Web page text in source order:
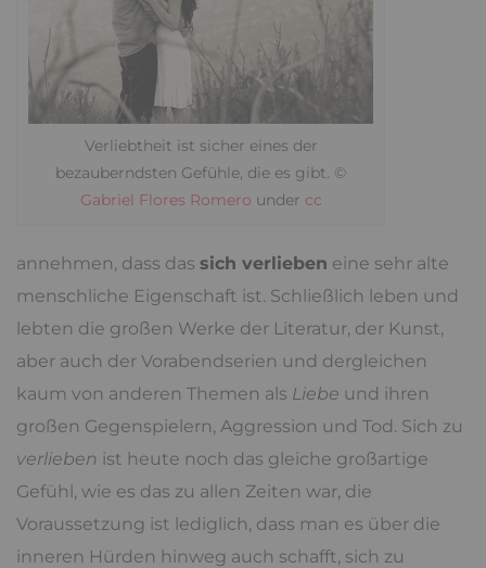
Verliebtheit ist sicher eines der
bezauberndsten Gefühle, die es gibt. ©
Gabriel Flores Romero under cc
annehmen, dass das sich verlieben eine sehr alte
menschliche Eigenschaft ist. Schließlich leben und
lebten die großen Werke der Literatur, der Kunst,
aber auch der Vorabendserien und dergleichen
kaum von anderen Themen als Liebe und ihren
großen Gegenspielern, Aggression und Tod. Sich zu
verlieben ist heute noch das gleiche großartige
Gefühl, wie es das zu allen Zeiten war, die
Voraussetzung ist lediglich, dass man es über die
inneren Hürden hinweg auch schafft, sich zu